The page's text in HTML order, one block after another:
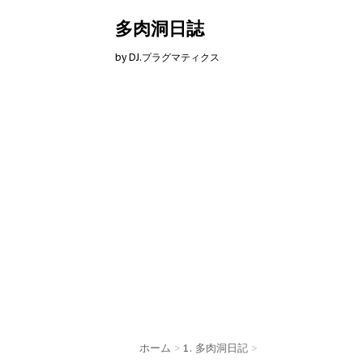
多肉洞日誌
by DJ.プラグマティクス
ホーム > 1. 多肉洞日記 >